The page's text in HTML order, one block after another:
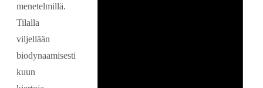
menetelmillä.
Tilalla
viljellään
biodynaamisesti
kuun